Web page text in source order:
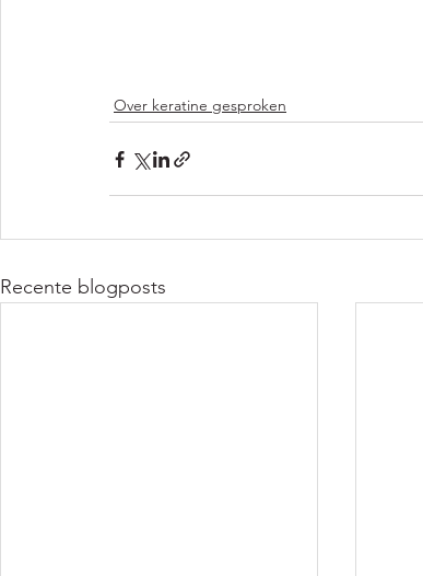
Over keratine gesproken
Recente blogposts